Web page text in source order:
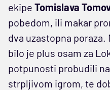
ekipe Tomislava
pobedom, ili makar
dva uzastopna
bilo je plus osam za
potpunosti probudili
strpljivom igrom, te